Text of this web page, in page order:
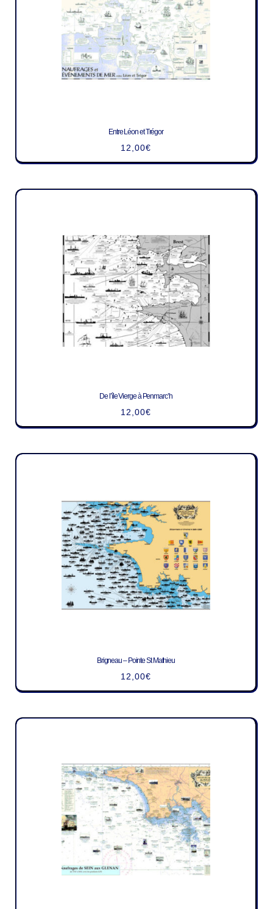
Entre Léon et Trégor
12,00€
De l’île Vierge à Penmarc’h
12,00€
Brigneau – Pointe St Mathieu
12,00€